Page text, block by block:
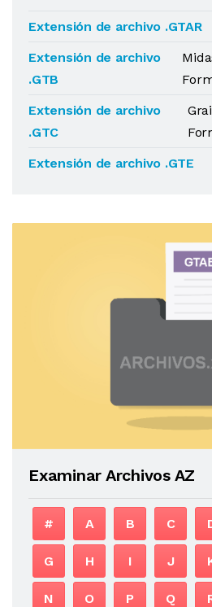
Extensión de archivo .GTAR
Extensión de archivo
.GTB
Extensión de archivo
.GTC
Extensión de archivo .GTE
Examinar Archivos AZ
# A B C
G H I J
N O P Q